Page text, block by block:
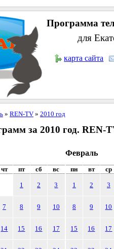
Программа
для
карта сайта
» REN-TV» 2010 год
за 2010 год. REN-
чт пт сб вс
1 2 3
7 8 9 10
14 15 16 17
Февраль
пн вт ср
1 2 3
8 9 10
15 16 17